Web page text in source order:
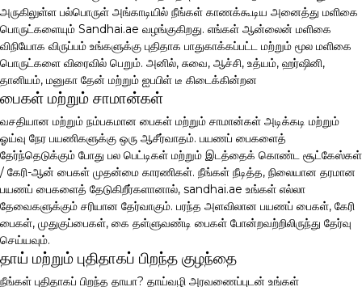
அருகிலுள்ள பல்பொருள் அங்காடியில் நீங்கள் காணக்கூடிய அனைத்து மளிகை
பொருட்களையும் Sandhai.ae வழங்குகிறது. எங்கள் ஆன்லைன் மளிகை
விநியோக விருப்பம் உங்களுக்கு புதிதாக பாதுகாக்கப்பட்ட மற்றும் மூல மளிகை
பொருட்களை விரைவில் பெறும். அனில், சுவை, ஆச்சி, உத்யம், ஹர்ஷினி,
தானியம், மனுகா தேன் மற்றும் ஐபபிள் டீ கிடைக்கின்றன
பைகள் மற்றும் சாமான்கள்
வசதியான மற்றும் நம்பகமான பைகள் மற்றும் சாமான்கள் அடிக்கடி மற்றும்
ஓய்வு நேர பயணிகளுக்கு ஒரு ஆசீர்வாதம். பயணப் பைகளைத்
தேர்ந்தெடுக்கும் போது பல பெட்டிகள் மற்றும் இடத்தைக் கொண்ட சூட்கேஸ்கள்
/ கேரி-ஆன் பைகள் முதன்மை காரணிகள். நீங்கள் நீடித்த, நிலையான தரமான
பயணப் பைகளைத் தேடுகிறீர்களானால், sandhai.ae உங்கள் எல்லா
தேவைகளுக்கும் சரியான தேர்வாகும். பரந்த அளவிலான பயணப் பைகள், கேரி
பைகள், முதுகுப்பைகள், கை தள்ளுவண்டி பைகள் போன்றவற்றிலிருந்து தேர்வு
செய்யவும்.
தாய் மற்றும் புதிதாகப் பிறந்த குழந்தை
நீங்கள் புதிதாகப் பிறந்த தாயா? தாய்வழி அரவணைப்புடன் உங்கள்